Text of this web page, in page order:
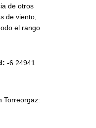
de otros
de viento,
el rango
-6.24941
Torreorgaz: